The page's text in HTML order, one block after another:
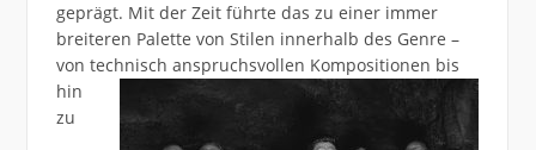
geprägt. Mit der Zeit führte das zu einer immer
breiteren Palette von Stilen innerhalb des Genre –
von technisch anspruchsvollen Kompositionen bis
hin
zu